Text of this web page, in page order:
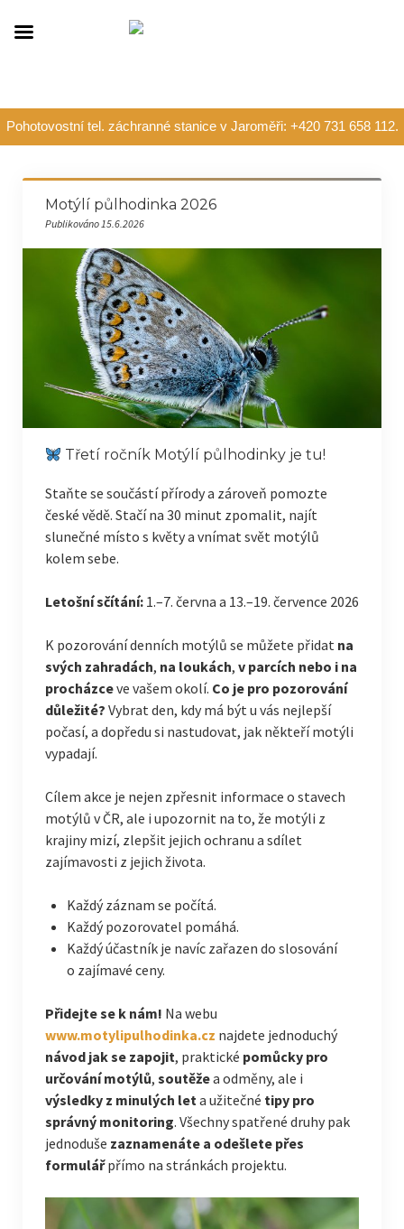
Pohotovostní tel. záchranné stanice v Jaroměři: +420 731 658 112.
Motýlí půlhodinka 2026
Publikováno 15.6.2026
Třetí ročník Motýlí půlhodinky je tu!
Staňte se součástí přírody a zároveň pomozte
české vědě. Stačí na 30 minut zpomalit, najít
slunečné místo s květy a vnímat svět motýlů
kolem sebe.
Letošní sčítání:1.–7. června a 13.–19. července 2026
K pozorování denních motýlů se můžete přidat na
svých zahradách, na loukách, v parcích nebo i na
procházceve vašem okolí. Co je pro pozorování
důležité? Vybrat den, kdy má být u vás nejlepší
počasí, a dopředu si nastudovat, jak někteří motýli
vypadají.
Cílem akce je nejen zpřesnit informace o stavech
motýlů v ČR, ale i upozornit na to, že motýli z
krajiny mizí, zlepšit jejich ochranu a sdílet
zajímavosti z jejich života.
Každý záznam se počítá.
Každý pozorovatel pomáhá.
Každý účastník je navíc zařazen do slosování
o zajímavé ceny.
Přidejte se k nám! Na webu
www.motylipulhodinka.cz najdete jednoduchý
návod jak se zapojit, praktické pomůcky pro
určování motýlů, soutěžea odměny, ale i
výsledky z minulých leta užitečné tipy pro
správný monitoring. Všechny spatřené druhy pak
jednoduše zaznamenáte a odešlete přes
formulářpřímo na stránkách projektu.